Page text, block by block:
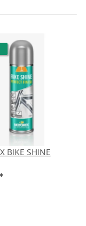
BIKE SHINE
*